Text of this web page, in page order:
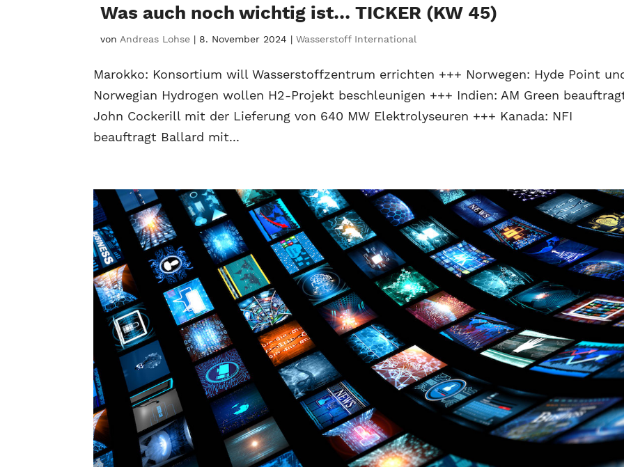
Was auch noch wichtig ist… TICKER (KW 45)
vonAndreas Lohse | 8. November 2024 |Wasserstoff International
Marokko: Konsortium will Wasserstoffzentrum errichten +++ Norwegen: Hyde Point
Norwegian Hydrogen wollen H2-Projekt beschleunigen +++ Indien: AM Green
John Cockerill mit der Lieferung von 640 MW Elektrolyseuren +++ Kanada: NFI
beauftragt Ballard mit...